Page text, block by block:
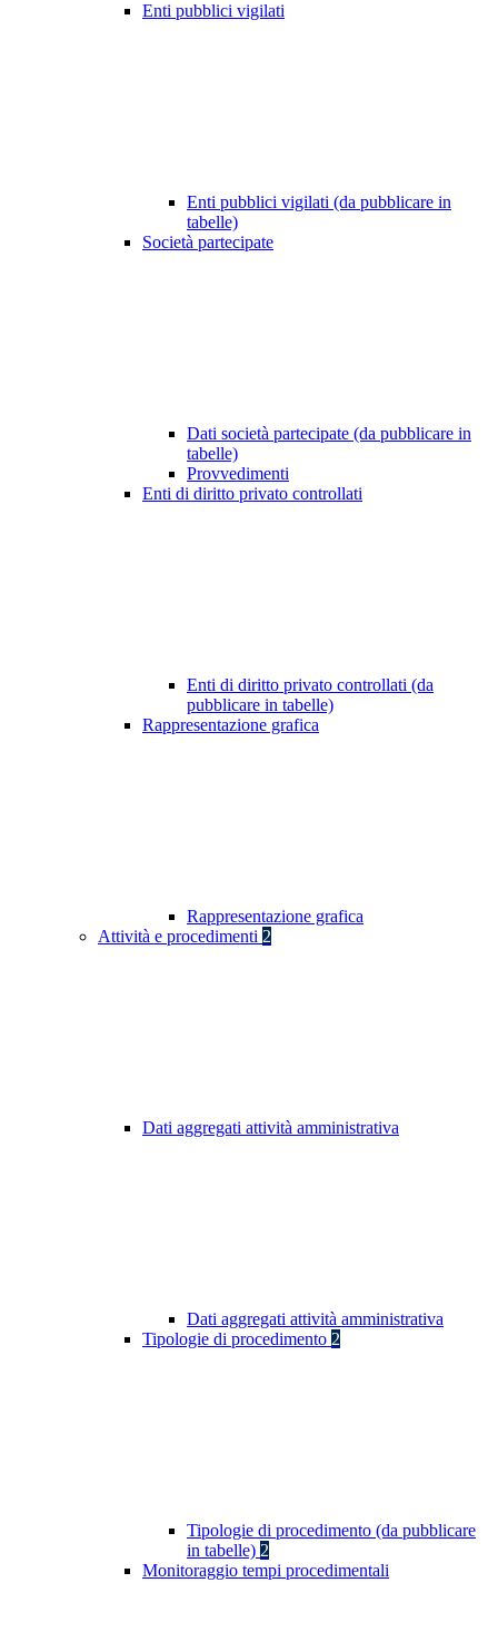
Enti pubblici vigilati
Enti pubblici vigilati (da pubblicare in
tabelle)
Società partecipate
Dati società partecipate (da pubblicare in
tabelle)
Provvedimenti
Enti di diritto privato controllati
Enti di diritto privato controllati (da
pubblicare in tabelle)
Rappresentazione grafica
Rappresentazione grafica
Attività e procedimenti 2
Dati aggregati attività amministrativa
Dati aggregati attività amministrativa
Tipologie di procedimento 2
Tipologie di procedimento (da pubblicare
in tabelle) 2
Monitoraggio tempi procedimentali